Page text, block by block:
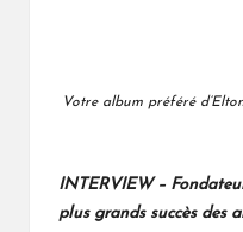
Votre album préféré
INTERVIEW –
plus grands succès des